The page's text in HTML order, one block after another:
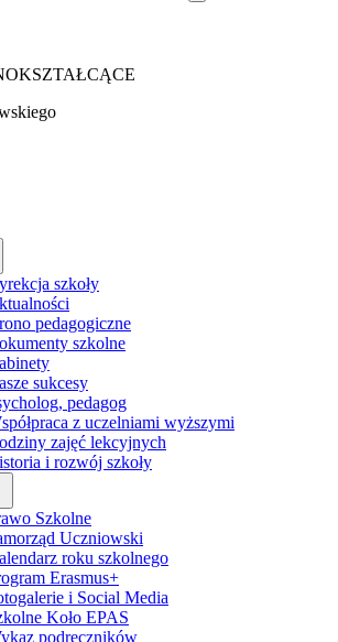
szkoły
pedagogiczne
szkolne
sukcesy
pedagog
z uczelniami wyższymi
zajęć lekcyjnych
i rozwój szkoły
Szkolne
Uczniowski
roku szkolnego
Erasmus+
i Social Media
Koło EPAS
podręczników